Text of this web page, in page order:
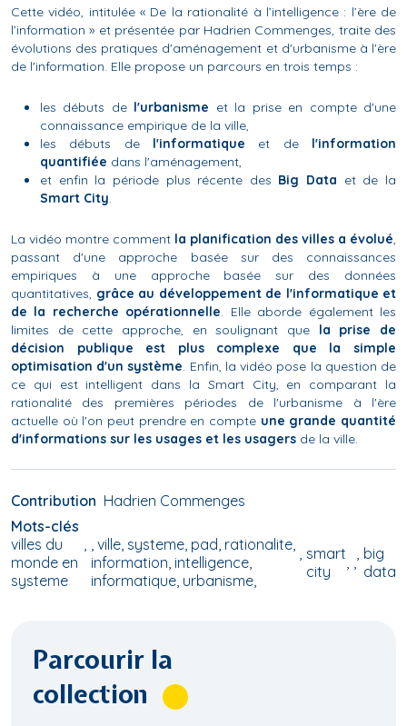
Cette vidéo, intitulée « De la rationalité à l’intelligence : l’ère de
l’information » et présentée par Hadrien Commenges, traite des
évolutions des pratiques d'aménagement et d'urbanisme à l'ère
de l'information. Elle propose un parcours en trois temps :
les débuts de l'urbanisme et la prise en compte d'une
connaissance empirique de la ville,
les débuts de l'informatique et de l'information
quantifiée dans l'aménagement,
et enfin la période plus récente des Big Data et de la
Smart City.
La vidéo montre comment la planification des villes a évolué,
passant d'une approche basée sur des connaissances
empiriques à une approche basée sur des données
quantitatives, grâce au développement de l'informatique et
de la recherche opérationnelle. Elle aborde également les
limites de cette approche, en soulignant que la prise de
décision publique est plus complexe que la simple
optimisation d'un système. Enfin, la vidéo pose la question de
ce qui est intelligent dans la Smart City, en comparant la
rationalité des premières périodes de l'urbanisme à l'ère
actuelle où l'on peut prendre en compte une grande quantité
d'informations sur les usages et les usagers de la ville.
Contribution Hadrien Commenges
Mots-clés
villes du
monde en
systeme
, ville, systeme, pad, rationalite,
information, intelligence,
informatique, urbanisme,
smart
city
, big
data
Parcourir la
collection